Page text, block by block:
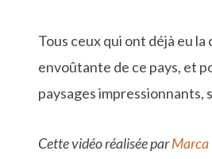
Tous ceux qui ont déjà eu
envoûtante de ce pays, et
paysages impressionnants,
Cette vidéo réalisée parMarca